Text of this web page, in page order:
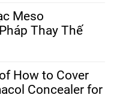
Meso
Thay Thế
How to Cover
Concealer for